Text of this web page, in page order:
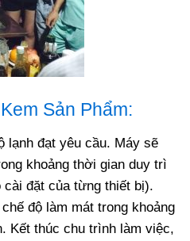
Sản Phẩm:
lạnh đạt yêu cầu. Máy sẽ
khoảng thời gian duy trì
cài đặt của từng thiết bị).
độ làm mát trong khoảng
Kết thúc chu trình làm việc,